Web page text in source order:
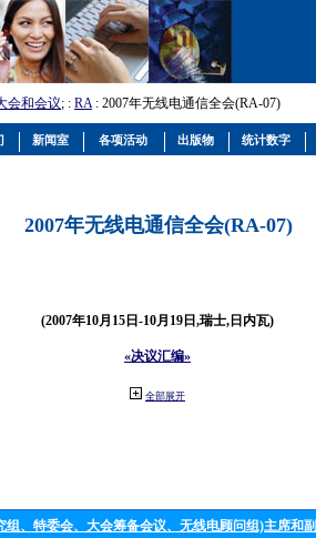
会和会议; : RA: 2007年无线电通信全会(RA-07)
2007年无线电通信全会(RA-07)
(2007年10月15日-10月19日,瑞士,日内瓦)
«决议汇编»
全部展开
组、特委会、大会筹备会议、无线电顾问组)主席和
新闻室 各项活动 出版物 统计数字